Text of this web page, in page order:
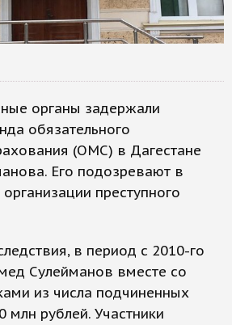
органы задержали
обязательного
(ОМС) в Дагестане
Его подозревают в
преступного
в период c 2010-го
Сулейманов вместе со
из числа подчиненных
млн рублей. Участники